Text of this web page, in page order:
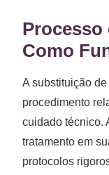
Como
A substituição
procedimento
cuidado técnico.
tratamento em
protocolos